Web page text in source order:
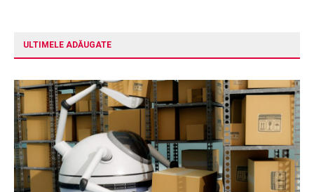
ULTIMELE ADĂUGATE